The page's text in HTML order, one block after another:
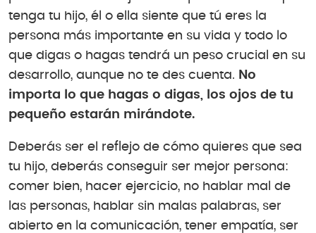
tenga tu hijo, él o ella siente que tú eres la
persona más importante en su vida y todo lo
que digas o hagas tendrá un peso crucial en su
desarrollo, aunque no te des cuenta. No
importa lo que hagas o digas, los ojos de tu
pequeño estarán mirándote.
Deberás ser el reflejo de cómo quieres que sea
tu hijo, deberás conseguir ser mejor persona:
comer bien, hacer ejercicio, no hablar mal de
las personas, hablar sin malas palabras, ser
abierto en la comunicación, tener empatía, ser